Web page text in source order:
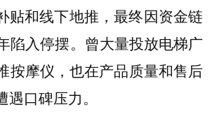
贴和线下地推，最终因资金链
陷入停摆。曾大量投放电梯广
按摩仪，也在产品质量和售后
口碑压力。